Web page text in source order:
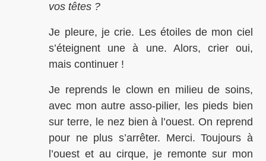
vos têtes ?
Je pleure, je crie. Les étoiles de mon ciel
s’éteignent une à une. Alors, crier oui,
mais continuer !
Je reprends le clown en milieu de soins,
avec mon autre asso-pilier, les pieds bien
sur terre, le nez bien à l’ouest. On reprend
pour ne plus s’arrêter. Merci. Toujours à
l’ouest et au cirque, je remonte sur mon